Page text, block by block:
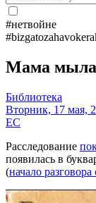
#нетвойне
Мама мыла
Библиотека
Вторник, 17 мая,
EC
Расследование
появилась в
(начало